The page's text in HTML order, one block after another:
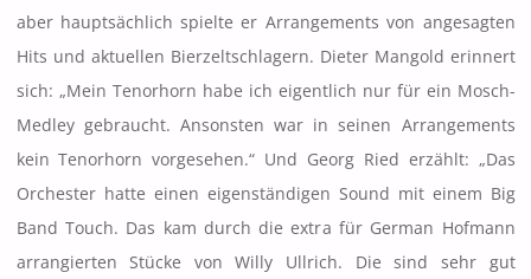
aber hauptsächlich spielte er Arrangements von angesagten
Hits und aktuellen Bierzeltschlagern. Dieter Mangold erinnert
sich: „Mein Tenorhorn habe ich eigentlich nur für ein Mosch-
Medley gebraucht. Ansonsten war in seinen Arrangements
kein Tenorhorn vorgesehen.“ Und Georg Ried erzählt: „Das
Orchester hatte einen eigenständigen Sound mit einem Big
Band Touch. Das kam durch die extra für German Hofmann
arrangierten Stücke von Willy Ullrich. Die sind sehr gut